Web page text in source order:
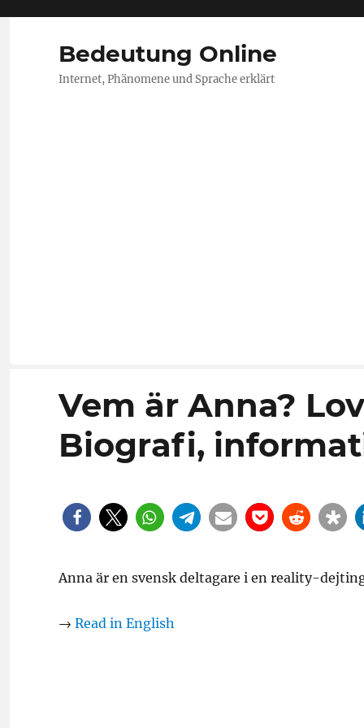
Bedeutung Online
Internet, Phänomene und Sprache erklärt
Vem är Anna?
Biografi,
Anna är en svensk deltagare i en reality-
→ Read in English